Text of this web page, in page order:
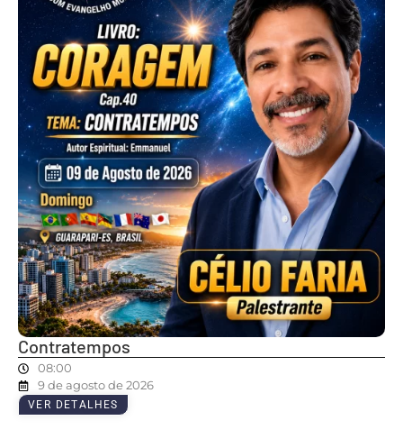
Contratempos
08:00
9 de agosto de 2026
VER DETALHES